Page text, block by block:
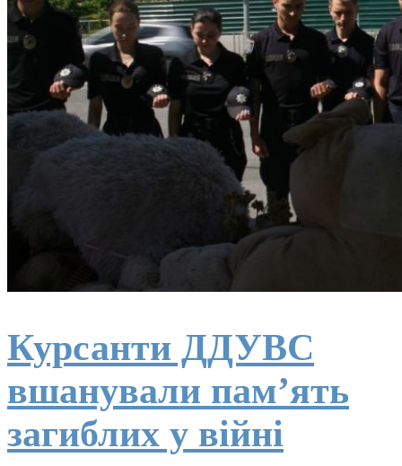
Курсанти ДДУВС
вшанували пам’ять
загиблих у війні